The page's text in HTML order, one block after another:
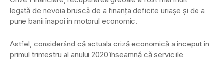
legată de nevoia bruscă de a finanţa deficite uriaşe şi de a
pune banii înapoi în motorul economic.
Astfel, considerând că actuala criză economică a început în
primul trimestru al anului 2020 înseamnă că serviciile